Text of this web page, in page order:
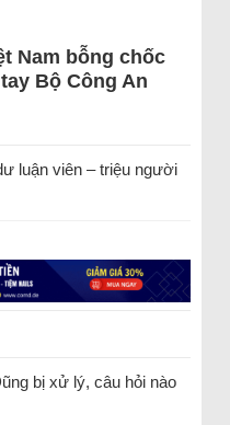
Nam bỗng chốc
Bộ Công An
luận viên – triệu người
bị xử lý, câu hỏi nào